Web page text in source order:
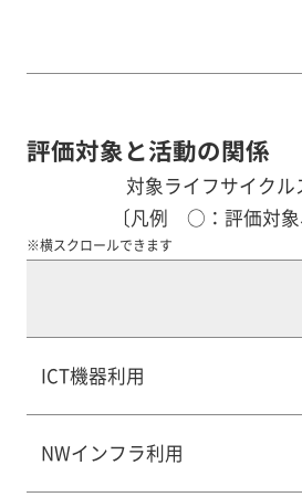
評価対象と活動の関係
対象ライフサイクル
〔凡例 ○：評価対象
※横スクロールできます
ICT機器利用
NWインフラ利用